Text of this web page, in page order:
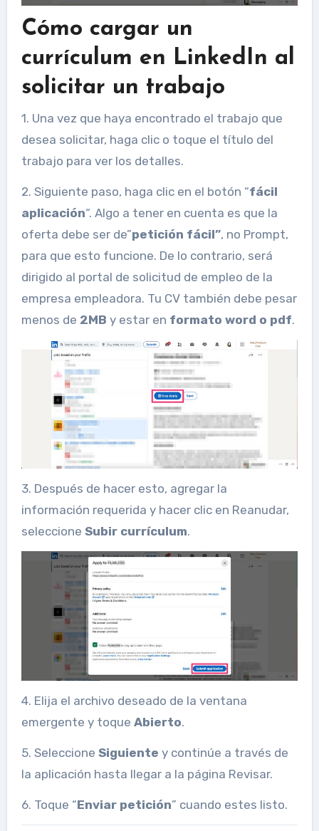
Cómo cargar un
currículum en LinkedIn al
solicitar un trabajo
1. Una vez que haya encontrado el trabajo que
desea solicitar, haga clic o toque el título del
trabajo para ver los detalles.
2. Siguiente paso, haga clic en el botón “fácil
aplicación“. Algo a tener en cuenta es que la
oferta debe ser de”petición fácil”, no Prompt,
para que esto funcione. De lo contrario, será
dirigido al portal de solicitud de empleo de la
empresa empleadora. Tu CV también debe pesar
menos de 2MB y estar en formato word o pdf.
3. Después de hacer esto, agregar la
información requerida y hacer clic en Reanudar,
seleccione Subir currículum.
4. Elija el archivo deseado de la ventana
emergente y toque Abierto.
5. Seleccione Siguiente y continúe a través de
la aplicación hasta llegar a la página Revisar.
6. Toque “Enviar petición” cuando estes listo.